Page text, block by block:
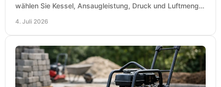
wählen Sie Kessel, Ansaugleistung, Druck und Luftmenge
4. Juli 2026